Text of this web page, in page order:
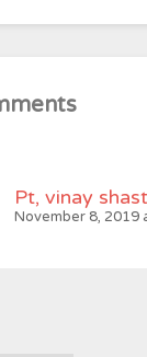
Pt, vinay
November 8, 2019